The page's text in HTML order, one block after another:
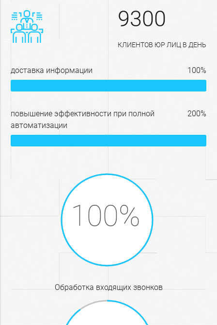
9300
КЛИЕНТОВ ЮР ЛИЦ В ДЕНЬ
доставка информации 100%
повышение эффективности при полной
автоматизации
200%
обработка входящих звонков